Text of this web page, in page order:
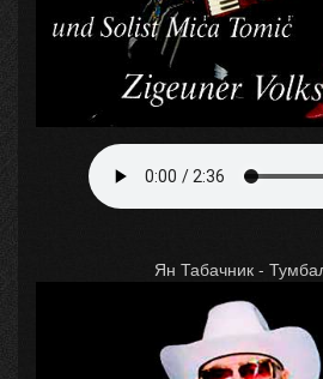
Ян Табачник -